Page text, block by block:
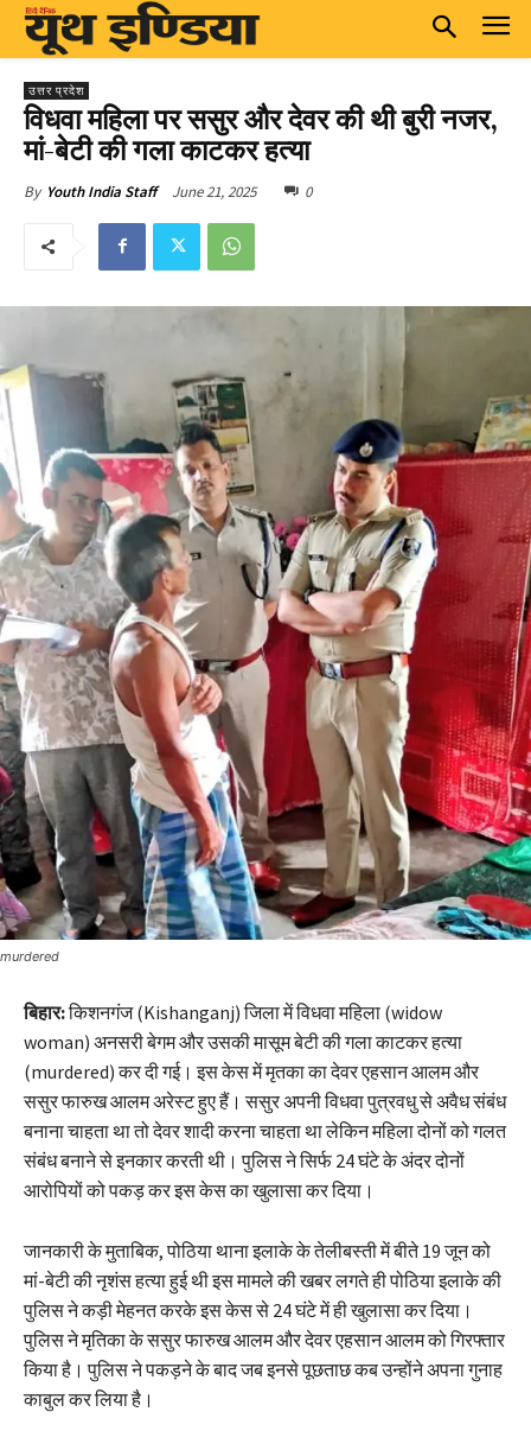
उत्तर प्रदेश
विधवा महिला पर ससुर और देवर की थी बुरी नजर,
मां-बेटी की गला काटकर हत्या
By Youth India Staff June 21, 2025 0
murdered
बिहार:किशनगंज (Kishanganj) जिला में विधवा महिला (widow
woman) अनसरी बेगम और उसकी मासूम बेटी की गला काटकर हत्या
(murdered) कर दी गई। इस केस में मृतका का देवर एहसान आलम और
ससुर फारुख आलम अरेस्ट हुए हैं। ससुर अपनी विधवा पुत्रवधु से अवैध संबंध
बनाना चाहता था तो देवर शादी करना चाहता था लेकिन महिला दोनों को गलत
संबंध बनाने से इनकार करती थी। पुलिस ने सिर्फ 24 घंटे के अंदर दोनों
आरोपियों को पकड़ कर इस केस का खुलासा कर दिया।
जानकारी के मुताबिक, पोठिया थाना इलाके के तेलीबस्ती में बीते 19 जून को
मां-बेटी की नृशंस हत्या हुई थी इस मामले की खबर लगते ही पोठिया इलाके की
पुलिस ने कड़ी मेहनत करके इस केस से 24 घंटे में ही खुलासा कर दिया।
पुलिस ने मृतिका के ससुर फारुख आलम और देवर एहसान आलम को गिरफ्तार
किया है। पुलिस ने पकड़ने के बाद जब इनसे पूछताछ कब उन्होंने अपना गुनाह
काबुल कर लिया है।